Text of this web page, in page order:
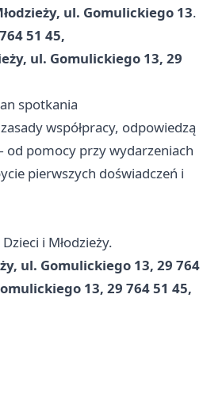
ul. Gomulickiego 13.
51 45,
ul. Gomulickiego 13, 29
spotkania
współpracy, odpowiedzą
pomocy przy wydarzeniach
pierwszych doświadczeń i
i Młodzieży.
ul. Gomulickiego 13, 29 764
13, 29 764 51 45,